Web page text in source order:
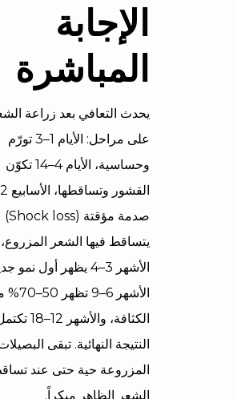
الإجابة
المباشرة
يحدث التعافي بعد زراعة
على مراحل: الأيام 1–3 تورّم
وحساسية، الأيام 4–14 تكوّن
صدمة مؤقتة (Shock loss)
يتساقط فيها الشعر المزروع،
الأشهر 3–4 يظهر أول نمو
الأشهر 6–9
الكثافة، والأشهر 12–18
النتيجة النهائية. تبقى
المزروعة حية حتى عند
الشعر الظاهر مبكراً.